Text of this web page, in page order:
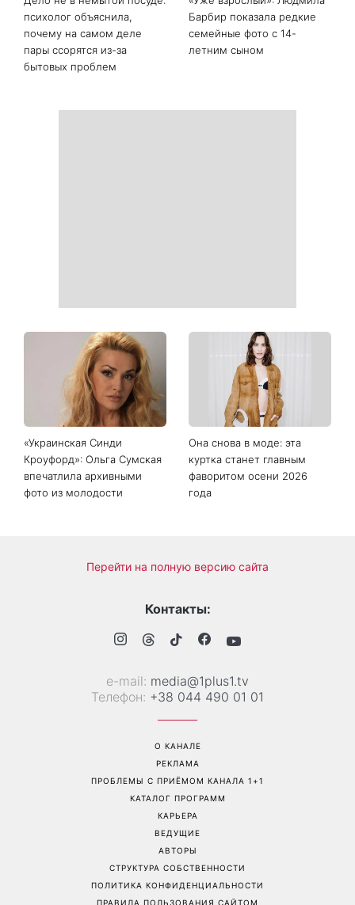
Последние новости
Дело не в немытой посуде:
психолог объяснила,
почему на самом деле
пары ссорятся из-за
бытовых проблем
«Уже взрослый»: Людмила
Барбир показала редкие
семейные фото с 14-
летним сыном
«Украинская Синди
Кроуфорд»: Ольга Сумская
Она снова в моде: эта
куртка станет главным
фаворитом осени 2026
года